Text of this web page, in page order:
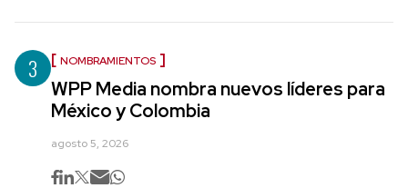
3 NOMBRAMIENTOS
WPP Media nombra nuevos líderes para
México y Colombia
agosto 5, 2026